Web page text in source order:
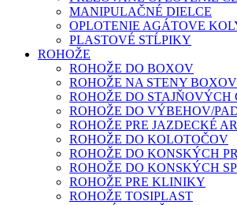
MANIPULAČNÉ DIELCE
OPLOTENIE AGÁTOVE
PLASTOVÉ STĹPIKY
ROHOŽE
ROHOŽE DO BOXOV
ROHOŽE NA STENY BOXOV
ROHOŽE DO STAJŇOVÝCH
ROHOŽE DO VÝBEHOV/
ROHOŽE PRE JAZDECKÉ
ROHOŽE DO KOLOTOČOV
ROHOŽE DO KONSKÝCH
ROHOŽE DO KONSKÝCH
ROHOŽE PRE KLINIKY
ROHOŽE TOSIPLAST